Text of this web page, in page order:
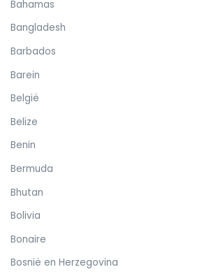
Bahamas
Bangladesh
Barbados
Barein
België
Belize
Benin
Bermuda
Bhutan
Bolivia
Bonaire
Bosnië en Herzegovina